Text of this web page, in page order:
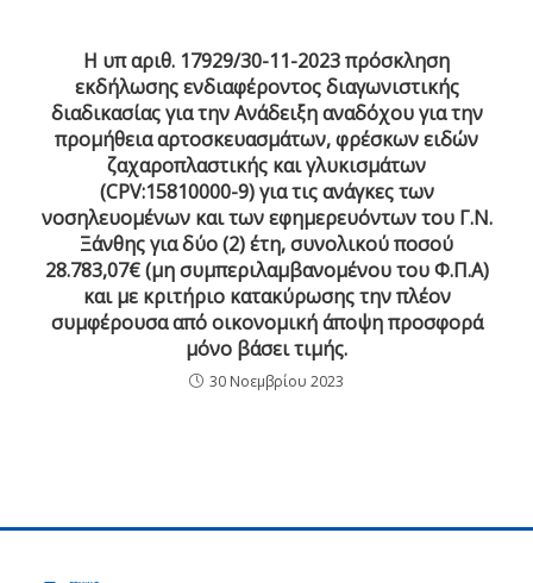
H υπ αριθ. 17929/30-11-2023 πρόσκληση
εκδήλωσης ενδιαφέροντος διαγωνιστικής
διαδικασίας για την Ανάδειξη αναδόχου για την
προμήθεια αρτοσκευασμάτων, φρέσκων ειδών
ζαχαροπλαστικής και γλυκισμάτων
(CPV:15810000-9) για τις ανάγκες των
νοσηλευομένων και των εφημερευόντων του Γ.Ν.
Ξάνθης για δύο (2) έτη, συνολικού ποσού
28.783,07€ (μη συμπεριλαμβανομένου του Φ.Π.Α)
και με κριτήριο κατακύρωσης την πλέον
συμφέρουσα από οικονομική άποψη προσφορά
μόνο βάσει τιμής.
30 Νοεμβρίου 2023